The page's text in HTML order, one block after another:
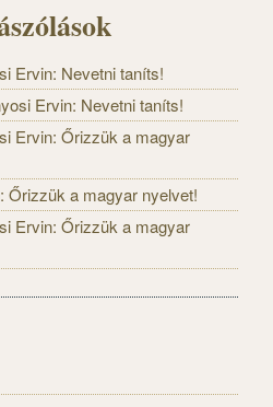
Ervin: Nevetni taníts!
Ervin: Nevetni taníts!
Ervin: Őrizzük a magyar
Őrizzük a magyar nyelvet!
Ervin: Őrizzük a magyar